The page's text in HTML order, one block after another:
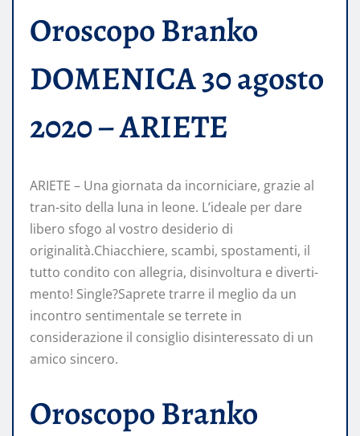
Oroscopo Branko
DOMENICA 30 agosto
2020 – ARIETE
ARIETE – Una giornata da incorniciare, grazie al
tran-sito della luna in leone. L’ideale per dare
libero sfogo al vostro desiderio di
originalità.Chiacchiere, scambi, spostamenti, il
tutto condito con allegria, disinvoltura e diverti-
mento! Single?Saprete trarre il meglio da un
incontro sentimentale se terrete in
considerazione il consiglio disinteressato di un
amico sincero.
Oroscopo Branko